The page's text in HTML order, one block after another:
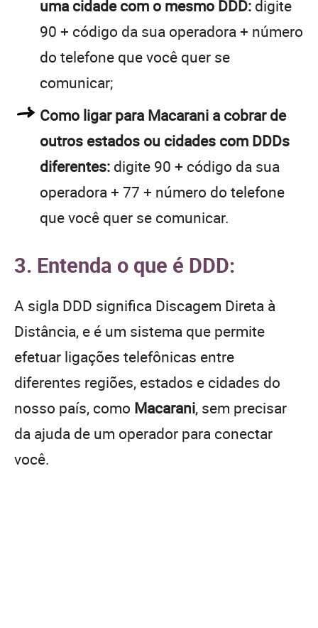
uma cidade com o mesmo DDD: digite
90 + código da sua operadora + número
do telefone que você quer se
comunicar;
Como ligar para Macarani a cobrar de
outros estados ou cidades com DDDs
diferentes: digite 90 + código da sua
operadora + 77 + número do telefone
que você quer se comunicar.
3. Entenda o que é DDD:
A sigla DDD significa Discagem Direta à
Distância, e é um sistema que permite
efetuar ligações telefônicas entre
diferentes regiões, estados e cidades do
nosso país, como Macarani, sem precisar
da ajuda de um operador para conectar
você.